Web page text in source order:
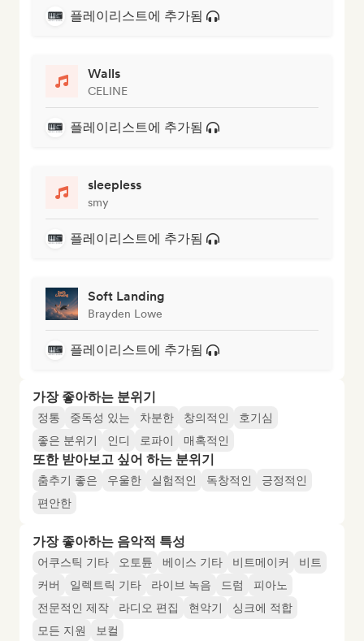
플레이리스트에 추가됨
Walls
CELINE
플레이리스트에 추가됨
sleepless
smy
플레이리스트에 추가됨
Soft Landing
Brayden Lowe
플레이리스트에 추가됨
가장 좋아하는 분위기
정통 중독성 있는 차분한 창의적인
호기심
좋은 분위기
인디 로파이 매혹적인
또한 받아보고 싶어 하는 분위기
춤추기 좋은 우울한 실험적인 독창적인
긍정적인
편안한
가장 좋아하는 음악적 특성
어쿠스틱 기타 오토튠 베이스 기타 비트메이커
비트
커버
일렉트릭 기타 라이브 녹음 드럼
피아노
전문적인 제작
라디오 편집 현악기
싱크에 적합
모든 지원
보컬